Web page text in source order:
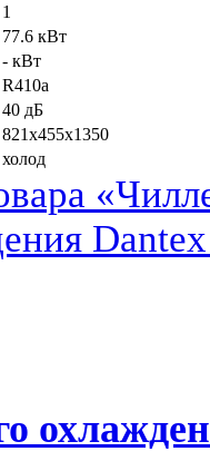
1
77.6 кВт
- кВт
R410a
40 дБ
821x455x1350
холод